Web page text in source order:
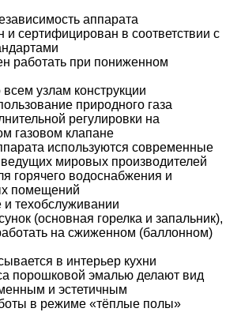
аппарата
и сертифицирован в соответствии с
работать при пониженном
всем узлам конструкции
природного газа
регулировки на
газовом клапане
используются современные
мировых производителей
горячего водоснабжения и
помещений
и техобслуживании
(основная горелка и запальник),
на сжиженном (баллонном)
в интерьер кухни
порошковой эмалью делают вид
и эстетичным
в режиме «тёплые полы»